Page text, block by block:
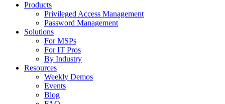
Products
Privileged Access Management
Password Management
Solutions
For MSPs
For IT Pros
By Industry
Resources
Weekly Demos
Events
Blog